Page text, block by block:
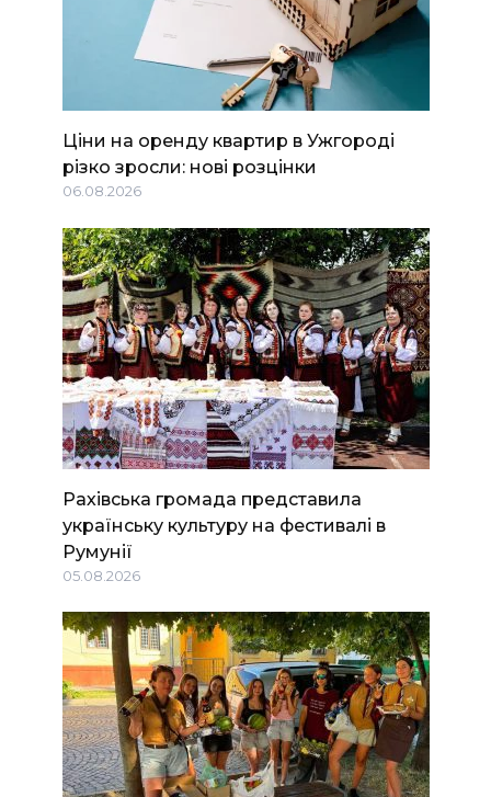
Ціни на оренду квартир в Ужгороді
різко зросли: нові розцінки
06.08.2026
Рахівська громада представила
українську культуру на фестивалі в
Румунії
05.08.2026